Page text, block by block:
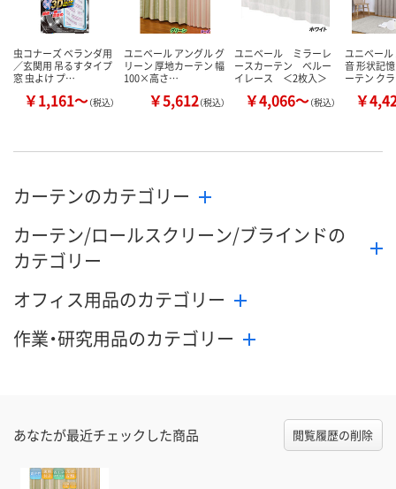
虫コナーズ ベランダ用
／玄関用 吊るすタイプ
窓 虫よけ プ…
￥1,161～（税込）
ユニベール アングル グ
リーン 厚地カーテン 幅
100×高さ…
￥5,612（税込）
ユニベール ミラーレ
ースカーテン ベルー
イレース ＜2枚入＞
￥4,066～（税込）
ユニベール
音 形状記
ーテン ク
￥
カーテンのカテゴリー
カーテン/ロールスクリーン/ブラインドの
カテゴリー
オフィス用品のカテゴリー
作業・研究用品のカテゴリー
あなたが最近チェックした商品 閲覧履歴の削除